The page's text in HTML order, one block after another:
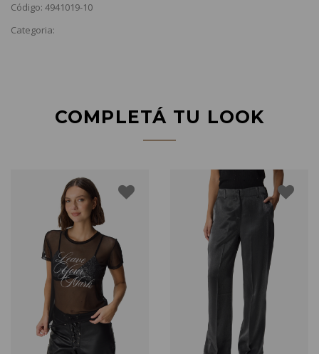
Código: 4941019-10
Categoria:
COMPLETÁ TU LOOK